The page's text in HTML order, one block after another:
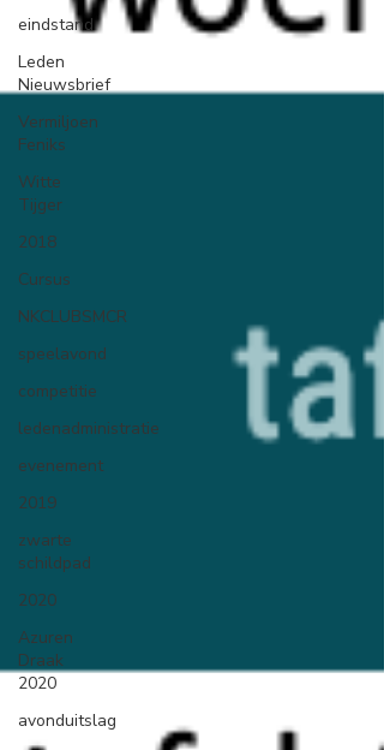
eindstand
Leden
Nieuwsbrief
Vermiljoen
Feniks
Witte
Tijger
2018
Cursus
NKCLUBSMCR
speelavond
competitie
ledenadministratie
evenement
2019
zwarte
schildpad
2020
Azuren
Draak
2020
avonduitslag